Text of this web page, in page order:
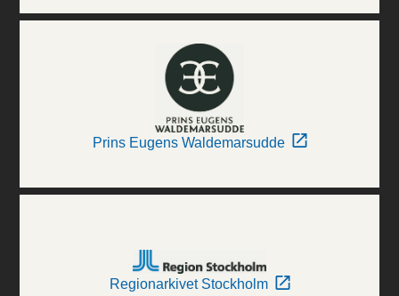
Prins Eugens Waldemarsudde
Regionarkivet Stockholm